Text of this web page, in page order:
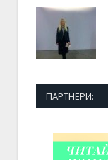
ПАРТНЕРИ: